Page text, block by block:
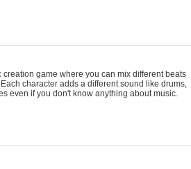
creation game where you can mix different beats
character adds a different sound like drums,
even if you don't know anything about music.